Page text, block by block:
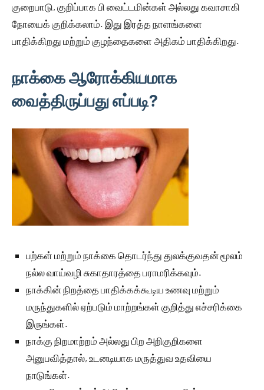
குறைபாடு, குறிப்பாக பி வைட்டமின்கள் அல்லது கவாசாகி
நோயைக் குறிக்கலாம். இது இரத்த நாளங்களை
பாதிக்கிறது மற்றும் குழந்தைகளை அதிகம் பாதிக்கிறது.
நாக்கை ஆரோக்கியமாக
வைத்திருப்பது எப்படி?
பற்கள் மற்றும் நாக்கை தொடர்ந்து துலக்குவதன் மூலம்
நல்ல வாய்வழி சுகாதாரத்தை பராமரிக்கவும்.
நாக்கின் நிறத்தை பாதிக்கக்கூடிய உணவு மற்றும்
மருந்துகளில் ஏற்படும் மாற்றங்கள் குறித்து எச்சரிக்கை
இருங்கள்.
நாக்கு நிறமாற்றம் அல்லது பிற அறிகுறிகளை
அனுபவித்தால், உடனடியாக மருத்துவ உதவியை
நாடுங்கள்.